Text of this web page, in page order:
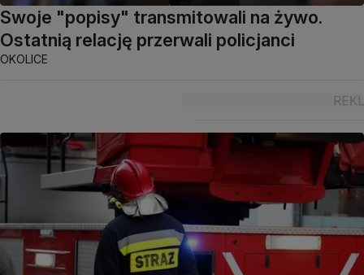
Swoje "popisy" transmitowali na żywo.
Ostatnią relację przerwali policjanci
OKOLICE